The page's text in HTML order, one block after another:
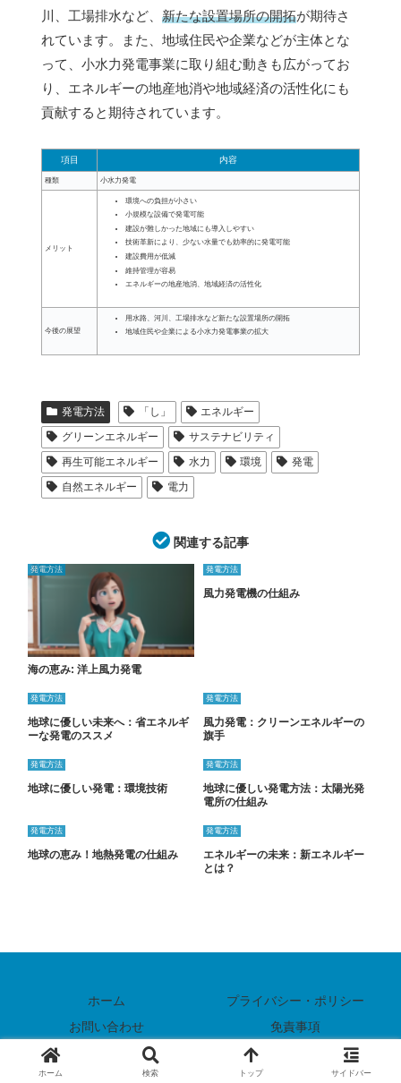
川、工場排水など、 新たな設置場所の開拓が期待さ
れています。また、地域住民や企業などが主体とな
って、小水力発電事業に取り組む動きも広がってお
り、エネルギーの地産地消や地域経済の活性化にも
貢献すると期待されています。
項目 内容
種類 小水力発電
メリット
環境への負担が小さい
小規模な設備で発電可能
建設が難しかった地域にも導入しやすい
技術革新により、少ない水量でも効率的に発電可能
建設費用が低減
維持管理が容易
エネルギーの地産地消、地域経済の活性化
今後の展望
用水路、河川、工場排水など新たな設置場所の開拓
地域住民や企業による小水力発電事業の拡大
発電方法 「し」
エネルギー
グリーンエネルギー
サステナビリティ
再生可能エネルギー
水力 環境
発電
自然エネルギー
電力
関連する記事
発電方法
海の恵み: 洋上風力発電
発電方法
風力発電機の仕組み
発電方法
地球に優しい未来へ：省エネルギ
ーな発電のススメ
発電方法
風力発電：クリーンエネルギーの
旗手
発電方法
地球に優しい発電：環境技術
発電方法
地球に優しい発電方法：太陽光発
電所の仕組み
発電方法
地球の恵み！地熱発電の仕組み
発電方法
エネルギーの未来：新エネルギー
とは？
ホーム
プライバシー・ポリシー
お問い合わせ
免責事項
© 2024 電気料金と節電方法ガイド.
ホーム 検索 トップ サイドバー